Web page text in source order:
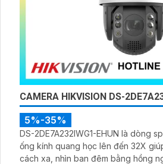
CAMERA HIKVISION DS-
5%-35%
DS-2DE7A232IWG1-EHUN là dòng
ống kính quang học lên đến 32X
cách xa, nhìn ban đêm bằng hồng